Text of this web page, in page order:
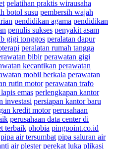
pelatihan praktis wirausaha
botol susu pembersih wajah
pendidikan agama pendidikan
penulis sukses penyakit asam
gigi tonggos peralatan dapur
peralatan rumah tangga
bibir perawatan gigi
kecantikan perawatan
mobil berkala perawatan
rutin motor perawatan trafo
emas perlengkapan kantor
investasi persiapan kantor baru
kredit motor perusahaan
perusahaan data center di
terbaik phobia pingpoint.co.id
pipa air tersumbat pipa saluran air
air plester perekat luka plikasi